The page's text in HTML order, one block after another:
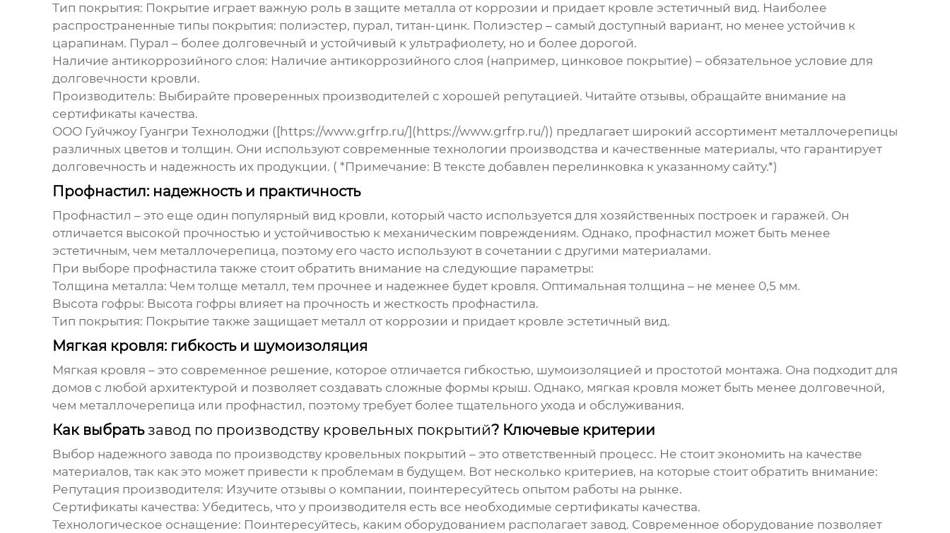
Тип покрытия: Покрытие играет важную роль в защите металла от коррозии и придает кровле эстетичный вид. Наиболее
распространенные типы покрытия: полиэстер, пурал, титан-цинк. Полиэстер – самый доступный вариант, но менее устойчив к
царапинам. Пурал – более долговечный и устойчивый к ультрафиолету, но и более дорогой.
Наличие антикоррозийного слоя: Наличие антикоррозийного слоя (например, цинковое покрытие) – обязательное условие для
долговечности кровли.
Производитель: Выбирайте проверенных производителей с хорошей репутацией. Читайте отзывы, обращайте внимание на
сертификаты качества.
ООО Гуйчжоу Гуангри Технолоджи ([https://www.grfrp.ru/](https://www.grfrp.ru/)) предлагает широкий ассортимент металлочерепицы
различных цветов и толщин. Они используют современные технологии производства и качественные материалы, что гарантирует
долговечность и надежность их продукции. ( *Примечание: В тексте добавлен перелинковка к указанному сайту.*)
Профнастил: надежность и практичность
Профнастил – это еще один популярный вид кровли, который часто используется для хозяйственных построек и гаражей. Он
отличается высокой прочностью и устойчивостью к механическим повреждениям. Однако, профнастил может быть менее
эстетичным, чем металлочерепица, поэтому его часто используют в сочетании с другими материалами.
При выборе профнастила также стоит обратить внимание на следующие параметры:
Толщина металла: Чем толще металл, тем прочнее и надежнее будет кровля. Оптимальная толщина – не менее 0,5 мм.
Высота гофры: Высота гофры влияет на прочность и жесткость профнастила.
Тип покрытия: Покрытие также защищает металл от коррозии и придает кровле эстетичный вид.
Мягкая кровля: гибкость и шумоизоляция
Мягкая кровля – это современное решение, которое отличается гибкостью, шумоизоляцией и простотой монтажа. Она подходит для
домов с любой архитектурой и позволяет создавать сложные формы крыш. Однако, мягкая кровля может быть менее долговечной,
чем металлочерепица или профнастил, поэтому требует более тщательного ухода и обслуживания.
Как выбратьзавод по производству кровельных покрытий? Ключевые критерии
Выбор надежного завода по производству кровельных покрытий – это ответственный процесс. Не стоит экономить на качестве
материалов, так как это может привести к проблемам в будущем. Вот несколько критериев, на которые стоит обратить внимание:
Репутация производителя: Изучите отзывы о компании, поинтересуйтесь опытом работы на рынке.
Сертификаты качества: Убедитесь, что у производителя есть все необходимые сертификаты качества.
Технологическое оснащение: Поинтересуйтесь, каким оборудованием располагает завод. Современное оборудование позволяет